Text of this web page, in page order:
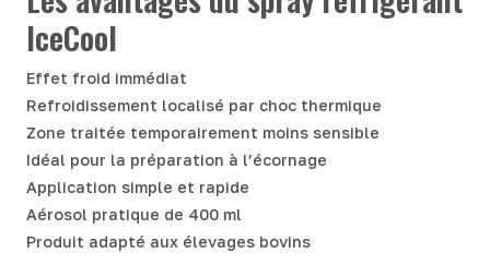
IceCool
Effet froid immédiat
Refroidissement localisé par choc thermique
Zone traitée temporairement moins sensible
Idéal pour la préparation à l’écornage
Application simple et rapide
Aérosol pratique de 400 ml
Produit adapté aux élevages bovins